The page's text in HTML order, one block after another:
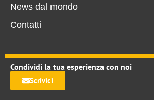
News dal mondo
Contatti
Condividi la tua esperienza con noi
Scrivici